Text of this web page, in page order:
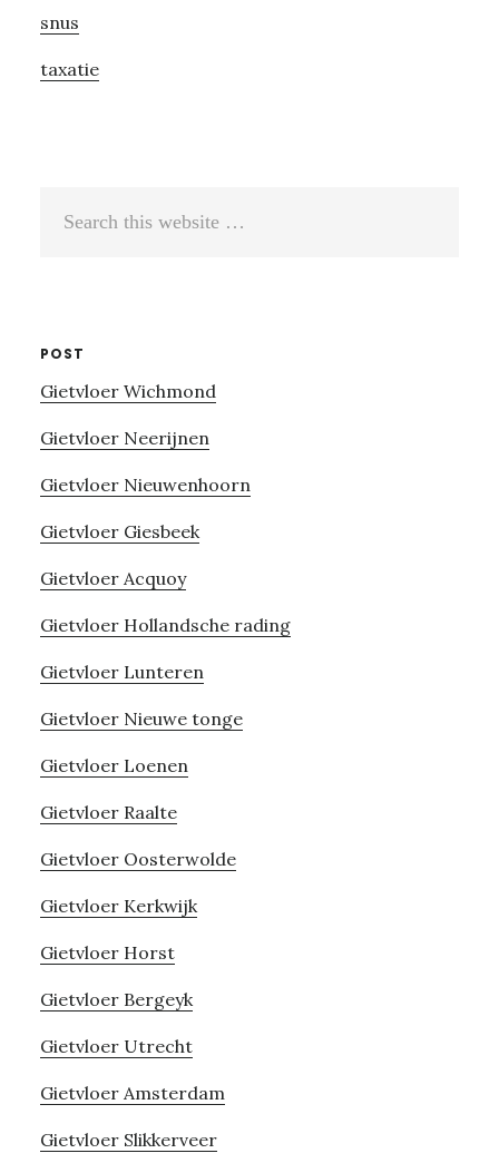
snus
taxatie
POST
Gietvloer Wichmond
Gietvloer Neerijnen
Gietvloer Nieuwenhoorn
Gietvloer Giesbeek
Gietvloer Acquoy
Gietvloer Hollandsche rading
Gietvloer Lunteren
Gietvloer Nieuwe tonge
Gietvloer Loenen
Gietvloer Raalte
Gietvloer Oosterwolde
Gietvloer Kerkwijk
Gietvloer Horst
Gietvloer Bergeyk
Gietvloer Utrecht
Gietvloer Amsterdam
Gietvloer Slikkerveer